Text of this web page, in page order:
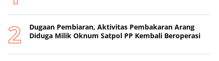
Dugaan Pembiaran, Aktivitas Pembakaran Arang
Diduga Milik Oknum Satpol PP Kembali Beroperasi